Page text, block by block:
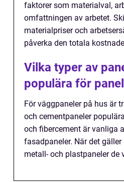
faktorer som materialval,
omfattningen av arbetet.
materialpriser och
påverka den totala
Vilka typer av
populära för
För väggpaneler på hus är
och cementpaneler
och fibercement är vanliga
fasadpaneler. När det
metall- och plastpaneler de